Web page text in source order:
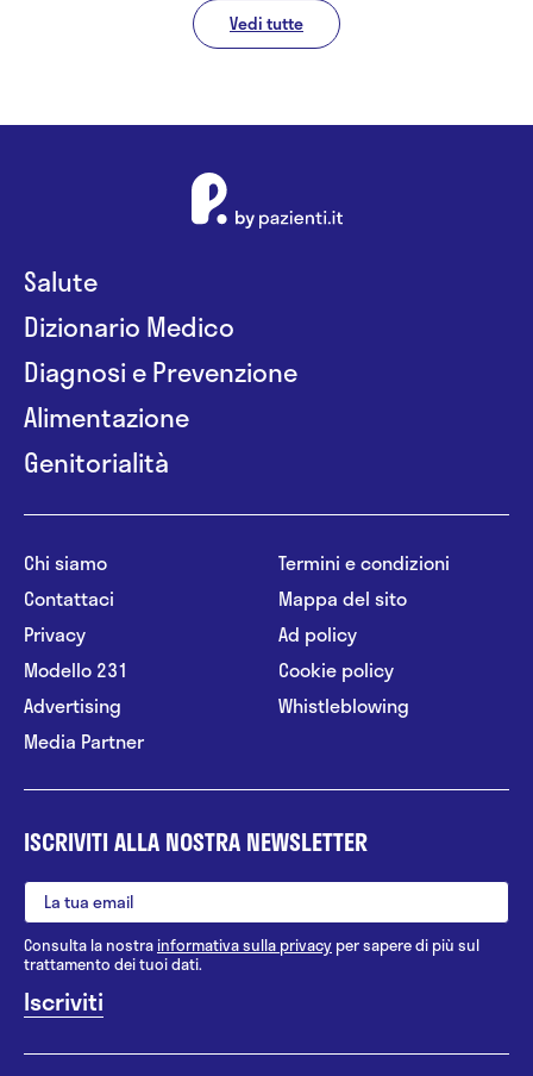
Vedi tutte
Salute
Dizionario Medico
Diagnosi e Prevenzione
Alimentazione
Genitorialità
Chi siamo
Contattaci
Privacy
Modello 231
Advertising
Media Partner
Termini e condizioni
Mappa del sito
Ad policy
Cookie policy
Whistleblowing
ISCRIVITI ALLA NOSTRA NEWSLETTER
Consulta la nostrainformativa sulla privacy per sapere di più sul
trattamento dei tuoi dati.